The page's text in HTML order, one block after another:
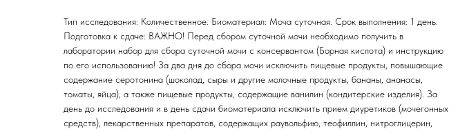
Тип исследования: Количественное. Биоматериал: Моча суточная. Срок выполнения: 1 день.
Подготовка к сдаче: ВАЖНО! Перед сбором суточной мочи необходимо получить в
лаборатории набор для сбора суточной мочи с консервантом (Борная кислота) и инструкцию
по его использованию! За два дня до сбора мочи исключить пищевые продукты, повышающие
содержание серотонина (шоколад, сыры и другие молочные продукты, бананы, ананасы,
томаты, яйца), а также пищевые продукты, содержащие ванилин (кондитерские изделия). За
день до исследования и в день сдачи биоматериала исключить прием диуретиков (мочегонных
средств), лекарственных препаратов, содержащих раувольфию, теофиллин, нитроглицерин,